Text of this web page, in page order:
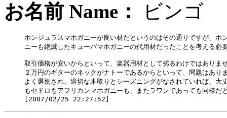
お名前 Name： ビン
ホンジュラスマホガニーが良い材だというのはその通りですが、ホ
ニーも絶滅したキューバマホガニーの代用材だったことを考える必
取引価格が安いからといって、楽器用材として劣るわけではありま
２万円のギターのネックがナトーであるからといって、問題はあり
よく選別され、適切な木取りとシーズニングがなされていれば、大
もセドロもアフリカンマホガニーも、またラワンであっても同様だ